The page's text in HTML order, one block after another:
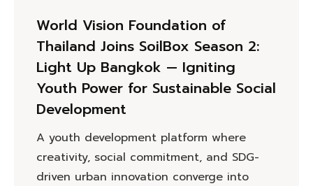
World Vision Foundation of
Thailand Joins SoilBox Season 2:
Light Up Bangkok — Igniting
Youth Power for Sustainable Social
Development
A youth development platform where
creativity, social commitment, and SDG-
driven urban innovation converge into